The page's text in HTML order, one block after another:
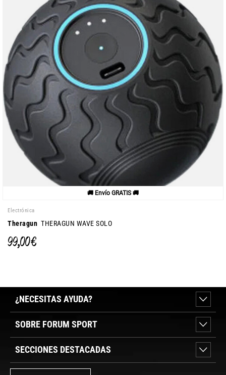
🚚 Envío GRATIS 🚚
Electrónica
Theragun THERAGUN WAVE SOLO
99,00 €
¿NECESITAS AYUDA?
SOBRE FORUM SPORT
SECCIONES DESTACADAS